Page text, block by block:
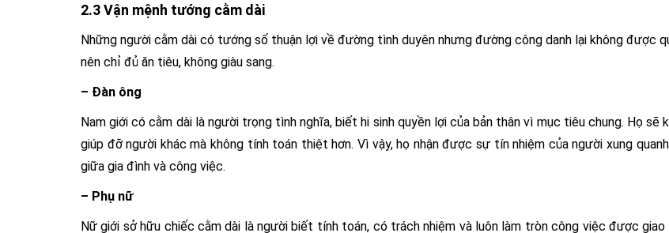
2.3 Vận mệnh tướng cằm dài
Những người cằm dài có tướng số thuận lợi về đường tình duyên nhưng đường công danh lại không được
nên chỉ đủ ăn tiêu, không giàu sang.
– Đàn ông
Nam giới có cằm dài là người trọng tình nghĩa, biết hi sinh quyền lợi của bản thân vì mục tiêu chung. Họ sẽ
giúp đỡ người khác mà không tính toán thiệt hơn. Vì vậy, họ nhận được sự tín nhiệm của người xung
giữa gia đình và công việc.
– Phụ nữ
Nữ giới sở hữu chiếc cằm dài là người biết tính toán, có trách nhiệm và luôn làm tròn công việc được giao